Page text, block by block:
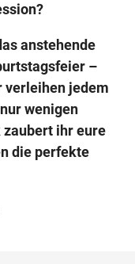
anstehende
–
verleihen jedem
wenigen
ihr eure
die perfekte